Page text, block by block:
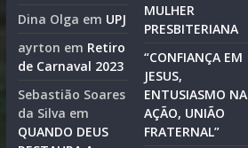
Dina Olga em UPJ
ayrton em Retiro
de Carnaval 2023
Sebastião Soares
da Silva em
QUANDO DEUS
MULHER
PRESBITERIANA
“CONFIANÇA EM
JESUS,
ENTUSIASMO NA
AÇÃO, UNIÃO
FRATERNAL”